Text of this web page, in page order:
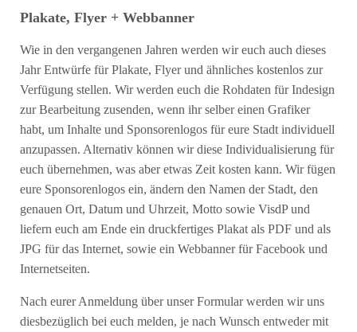
Plakate, Flyer + Webbanner
Wie in den vergangenen Jahren werden wir euch auch dieses
Jahr Entwürfe für Plakate, Flyer und ähnliches kostenlos zur
Verfügung stellen. Wir werden euch die Rohdaten für Indesign
zur Bearbeitung zusenden, wenn ihr selber einen Grafiker
habt, um Inhalte und Sponsorenlogos für eure Stadt individuell
anzupassen. Alternativ können wir diese Individualisierung für
euch übernehmen, was aber etwas Zeit kosten kann. Wir fügen
eure Sponsorenlogos ein, ändern den Namen der Stadt, den
genauen Ort, Datum und Uhrzeit, Motto sowie VisdP und
liefern euch am Ende ein druckfertiges Plakat als PDF und als
JPG für das Internet, sowie ein Webbanner für Facebook und
Internetseiten.
Nach eurer Anmeldung über unser Formular werden wir uns
diesbezüglich bei euch melden, je nach Wunsch entweder mit